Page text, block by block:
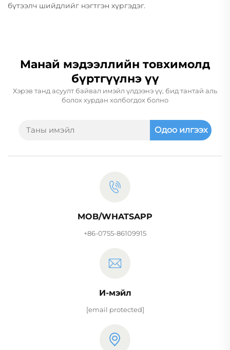
бүтээлч шийдлийг нэгтгэн хүргэдэг.
Манай мэдээллийн товхимолд
бүртгүүлнэ үү
Хэрэв танд асуулт байвал имэйл үлдээнэ үү, бид тантай аль
болох хурдан холбогдох болно
Одоо илгээх
MOB/WHATSAPP
+86-0755-86109915
И-мэйл
[email protected]